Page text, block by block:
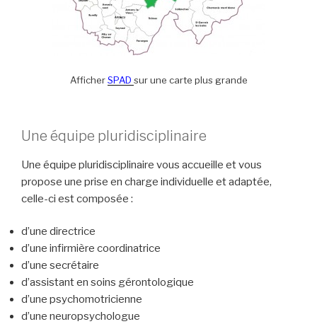
AfficherSPAD sur une carte plus grande
Une équipe pluridisciplinaire
Une équipe pluridisciplinaire vous accueille et vous
propose une prise en charge individuelle et adaptée,
celle-ci est composée :
d’une directrice
d’une infirmière coordinatrice
d’une secrétaire
d’assistant en soins gérontologique
d’une psychomotricienne
d’une neuropsychologue